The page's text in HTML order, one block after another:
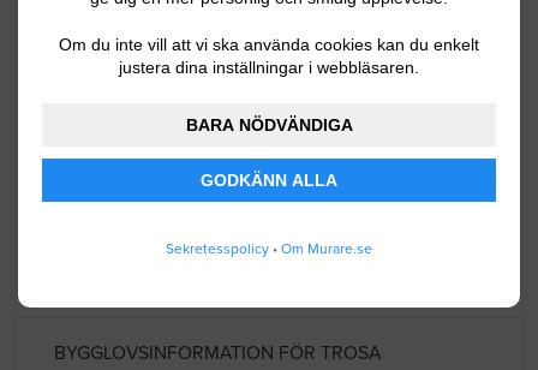
Om du inte vill att vi ska använda cookies kan du enkelt
justera dina inställningar i webbläsaren.
BARA NÖDVÄNDIGA
GODKÄNN ALLA
Sekretesspolicy • Om Murare.se
Trosa kommun ligger i Södermanland och har
ca 11300 invånare. Det är en unga kommun
Trosaån som är i förbindelse med Mälaren
och i terrängen i övrigt dominerar
jordbrukslandskapet. Näringslivet är väldigt
BYGGLOVSINFORMATION FÖR TROSA